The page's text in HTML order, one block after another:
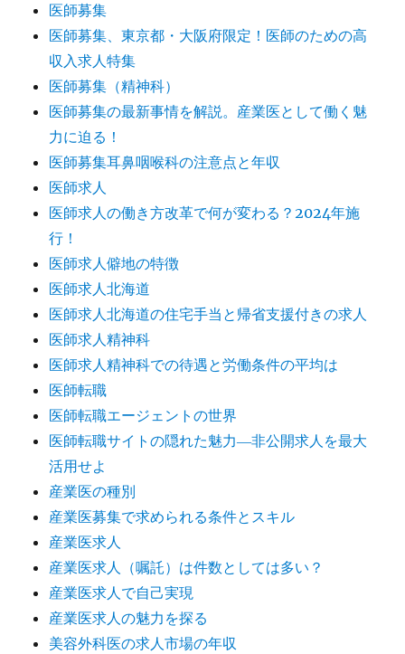
医師募集
医師募集、東京都・大阪府限定！医師のための高
収入求人特集
医師募集（精神科）
医師募集の最新事情を解説。産業医として働く魅
力に迫る！
医師募集耳鼻咽喉科の注意点と年収
医師求人
医師求人の働き方改革で何が変わる？2024年施
行！
医師求人僻地の特徴
医師求人北海道
医師求人北海道の住宅手当と帰省支援付きの求人
医師求人精神科
医師求人精神科での待遇と労働条件の平均は
医師転職
医師転職エージェントの世界
医師転職サイトの隠れた魅力―非公開求人を最大
活用せよ
産業医の種別
産業医募集で求められる条件とスキル
産業医求人
産業医求人（嘱託）は件数としては多い？
産業医求人で自己実現
産業医求人の魅力を探る
美容外科医の求人市場の年収